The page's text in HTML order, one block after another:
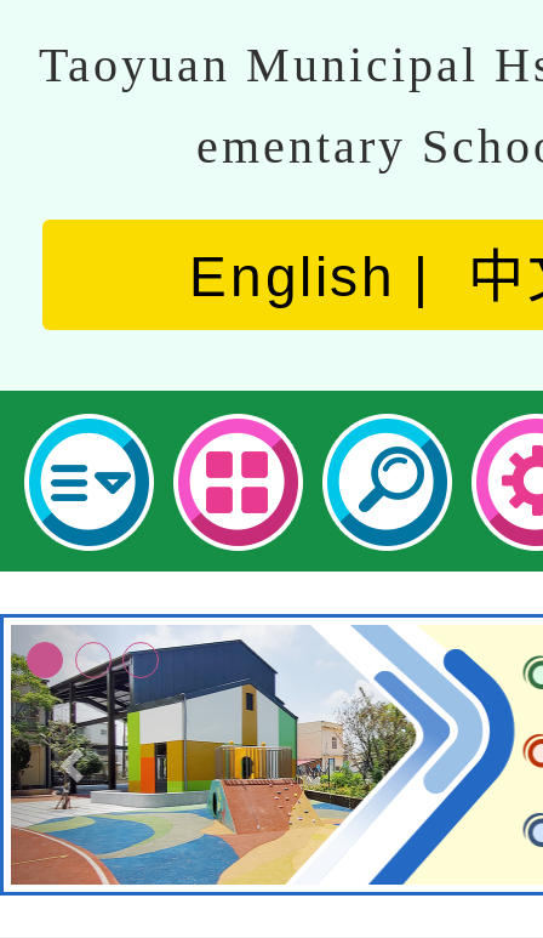
Taoyuan Municipal
ementary
English 中
轉知經濟部水利署委託